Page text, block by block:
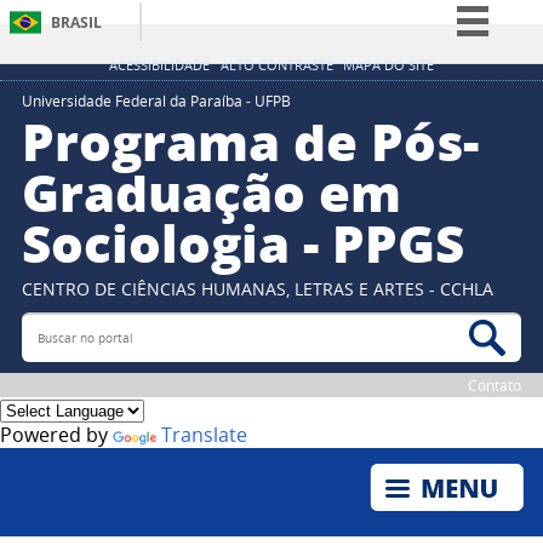
ACESSIBILIDADE ALTO CONTRASTE MAPA DO SITE
BRASIL
Simplifique!
Participe
Legislação
Canais
Universidade Federal da Paraíba - UFPB
Programa de Pós-
Graduação em
Sociologia - PPGS
CENTRO DE CIÊNCIAS HUMANAS, LETRAS E ARTES - CCHLA
Buscar no portal
Contato
Powered by Translate